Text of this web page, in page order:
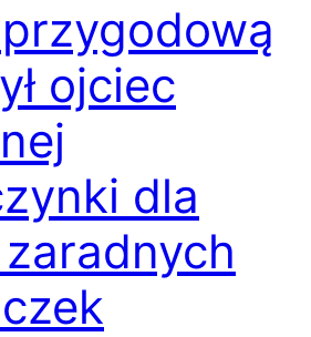
ojciec
dla